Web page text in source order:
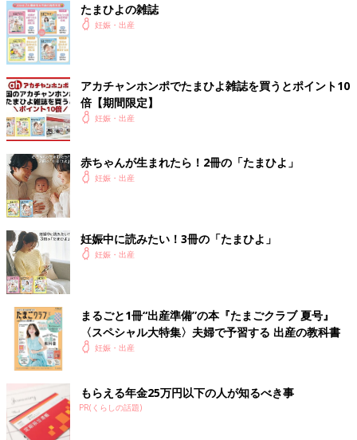
たまひよの雑誌
妊娠・出産
アカチャンホンポでたまひよ雑誌を買うとポイント10
倍【期間限定】
妊娠・出産
赤ちゃんが生まれたら！2冊の「たまひよ」
妊娠・出産
妊娠中に読みたい！3冊の「たまひよ」
妊娠・出産
まるごと1冊“出産準備”の本『たまごクラブ 夏号』
〈スペシャル大特集〉夫婦で予習する 出産の教科書
妊娠・出産
もらえる年金25万円以下の人が知るべき事
PR(くらしの話題)